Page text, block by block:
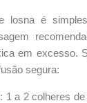
losna é
em excesso.
segura:
: 1 a 2 colheres